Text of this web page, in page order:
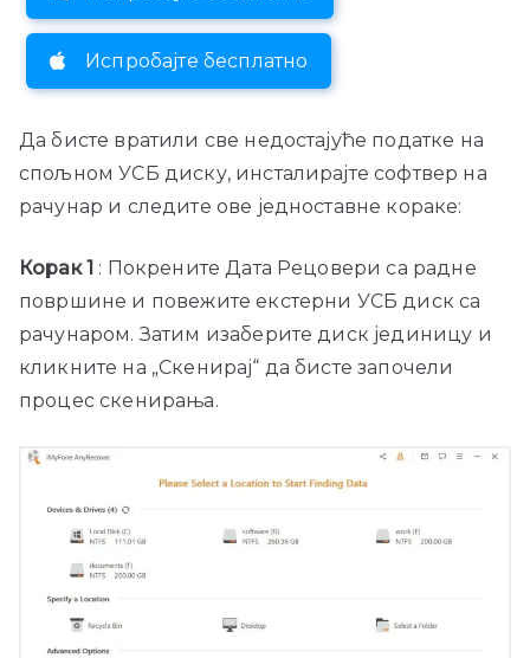
Испробајте бесплатно
Да бисте вратили све недостајуће податке на
спољном УСБ диску, инсталирајте софтвер на
рачунар и следите ове једноставне кораке:
Корак 1 : Покрените Дата Рецовери са радне
површине и повежите екстерни УСБ диск са
рачунаром. Затим изаберите диск јединицу и
кликните на „Скенирај“ да бисте започели
процес скенирања.